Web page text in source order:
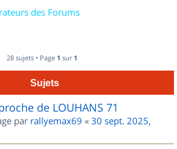
des Forums
28 sujets • Page 1 sur 1
Sujets
de LOUHANS 71
par rallyemax69 « 30 sept. 2025,